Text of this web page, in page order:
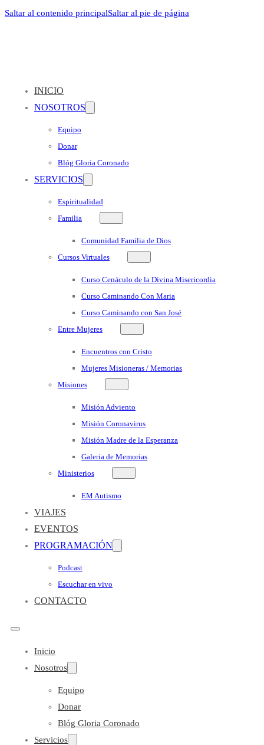
Saltar al contenido principalSaltar al pie de página
INICIO
NOSOTROS
Equipo
Donar
Blóg Gloria Coronado
SERVICIOS
Espiritualidad
Familia
Comunidad Familia de Dios
Cursos Virtuales
Curso Cenáculo de la Divina Misericordia
Curso Caminando Con Maria
Curso Caminando con San José
Entre Mujeres
Encuentros con Cristo
Mujeres Misioneras / Memorias
Misiones
Misión Adviento
Misión Coronavirus
Misión Madre de la Esperanza
Galeria de Memorias
Ministerios
EM Autismo
VIAJES
EVENTOS
PROGRAMACIÓN
Podcast
Escuchar en vivo
CONTACTO
Inicio
Nosotros
Equipo
Donar
Blóg Gloria Coronado
Servicios